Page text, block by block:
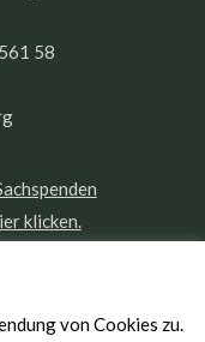
58
klicken.
von Cookies zu.